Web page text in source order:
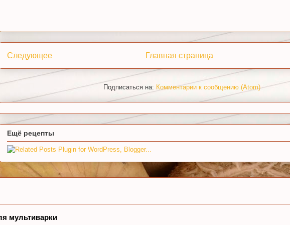
Следующее Главная страница
Подписаться на: Комментарии к сообщению (Atom)
Ещё рецепты
мультиварки